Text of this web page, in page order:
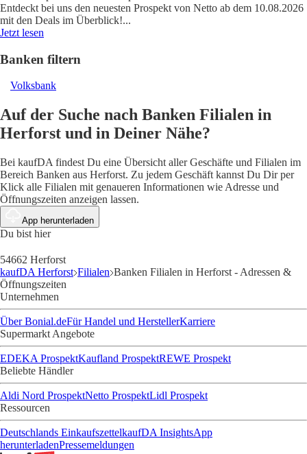
Entdeckt bei uns den neuesten Prospekt von Netto ab dem 10.08.2026
mit den Deals im Überblick!...
Jetzt lesen
Banken filtern
Volksbank
Auf der Suche nach Banken Filialen in
Herforst und in Deiner Nähe?
Bei kaufDA findest Du eine Übersicht aller Geschäfte und Filialen im
Bereich Banken aus Herforst. Zu jedem Geschäft kannst Du Dir per
Klick alle Filialen mit genaueren Informationen wie Adresse und
Öffnungszeiten anzeigen lassen.
App herunterladen
Du bist hier
54662 Herforst
kaufDA Herforst Filialen Banken Filialen in Herforst - Adressen &
Öffnungszeiten
Unternehmen
Über Bonial.deFür Handel und HerstellerKarriere
Supermarkt Angebote
EDEKA ProspektKaufland ProspektREWE Prospekt
Beliebte Händler
Aldi Nord ProspektNetto ProspektLidl Prospekt
Ressourcen
Deutschlands EinkaufszettelkaufDA InsightsApp
herunterladenPressemeldungen